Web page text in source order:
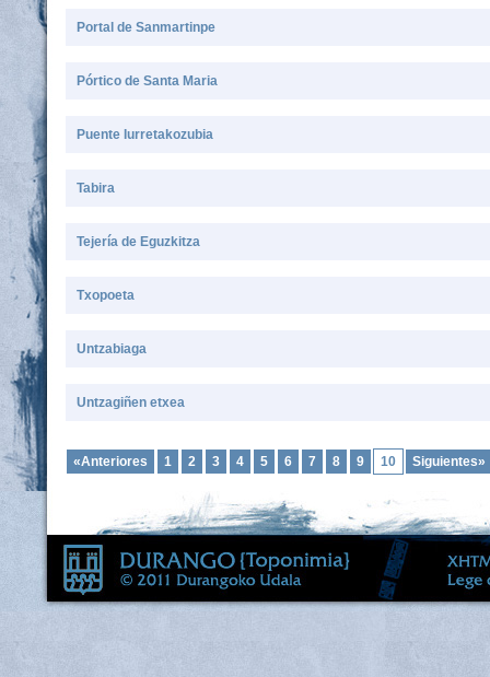
Portal de Sanmartinpe
Pórtico de Santa Maria
Puente Iurretakozubia
Tabira
Tejería de Eguzkitza
Txopoeta
Untzabiaga
Untzagiñen etxea
«Anteriores 1 2 3 4 5 6 7 8 9 10 Siguientes»